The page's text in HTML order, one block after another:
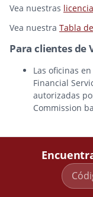
Vea nuestras
Vea nuestra Tabla
Para clientes de
Las oficinas
Financial
autorizadas
Commission